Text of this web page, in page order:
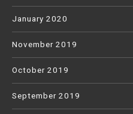
January 2020
November 2019
October 2019
September 2019